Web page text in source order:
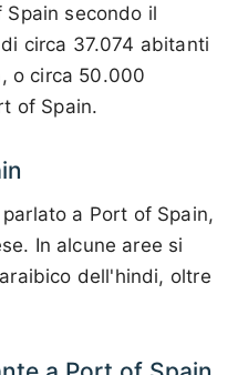
secondo il
circa 37.074 abitanti
o circa 50.000
of Spain.
a Port of Spain,
In alcune aree si
dell'hindi, oltre